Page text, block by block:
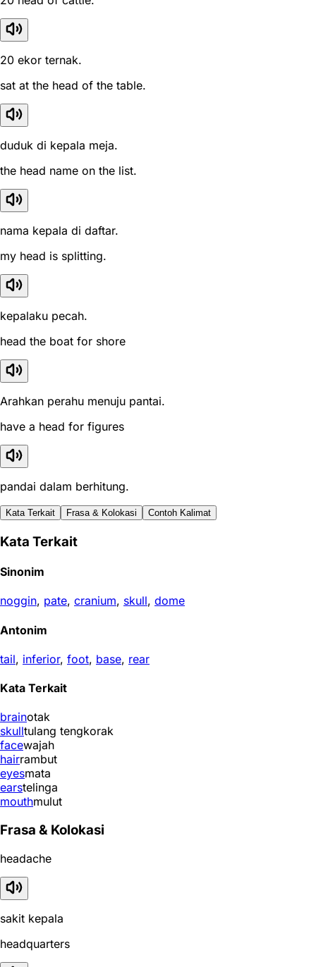
20 ekor ternak.
sat at the head of the table.
duduk di kepala meja.
the head name on the list.
nama kepala di daftar.
my head is splitting.
kepalaku pecah.
head the boat for shore
Arahkan perahu menuju pantai.
have a head for figures
pandai dalam berhitung.
Kata Terkait Frasa & Kolokasi Contoh Kalimat
Kata Terkait
Sinonim
noggin, pate, cranium, skull, dome
Antonim
tail, inferior, foot, base, rear
Kata Terkait
brainotak
skulltulang tengkorak
facewajah
hairrambut
eyesmata
earstelinga
mouthmulut
Frasa & Kolokasi
headache
sakit kepala
headquarters